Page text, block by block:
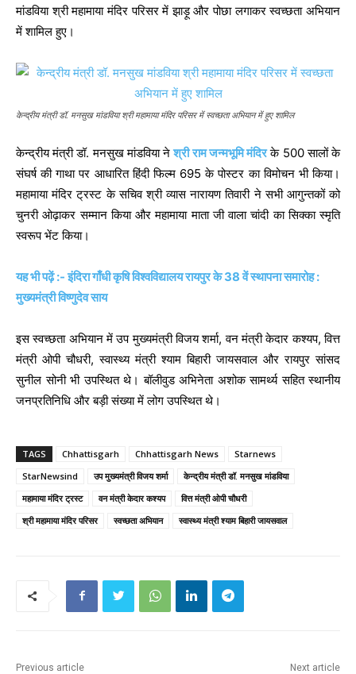
मांडविया श्री महामाया मंदिर परिसर में झाड़ू और पोछा लगाकर स्वच्छता अभियान
में शामिल हुए।
केन्द्रीय मंत्री डॉ. मनसुख मांडविया श्री महामाया मंदिर परिसर में स्वच्छता अभियान में हुए शामिल
केन्द्रीय मंत्री डॉ. मनसुख मांडविया नेश्री राम जन्मभूमि मंदिरके 500 सालों के
संघर्ष की गाथा पर आधारित हिंदी फिल्म 695 के पोस्टर का विमोचन भी किया।
महामाया मंदिर ट्रस्ट के सचिव श्री व्यास नारायण तिवारी ने सभी आगुन्तकों को
चुनरी ओढ़ाकर सम्मान किया और महामाया माता जी वाला चांदी का सिक्का स्मृति
स्वरूप भेंट किया।
यह भी पढ़ें :- इंदिरा गाँधी कृषि विश्वविद्यालय रायपुर के 38 वें स्थापना समारोह :
मुख्यमंत्री विष्णुदेव साय
इस स्वच्छता अभियान में उप मुख्यमंत्री विजय शर्मा, वन मंत्री केदार कश्यप, वित्त
मंत्री ओपी चौधरी, स्वास्थ्य मंत्री श्याम बिहारी जायसवाल और रायपुर सांसद
सुनील सोनी भी उपस्थित थे। बॉलीवुड अभिनेता अशोक सामर्थ्य सहित स्थानीय
जनप्रतिनिधि और बड़ी संख्या में लोग उपस्थित थे।
TAGS Chhattisgarh Chhattisgarh News
Starnews
StarNewsind
उप मुख्यमंत्री विजय शर्मा
केन्द्रीय मंत्री डॉ. मनसुख मांडविया
महामाया मंदिर ट्रस्ट
वन मंत्री केदार कश्यप
वित्त मंत्री ओपी चौधरी
श्री महामाया मंदिर परिसर
स्वच्छता अभियान स्वास्थ्य मंत्री श्याम बिहारी जायसवाल
Previous article Next article